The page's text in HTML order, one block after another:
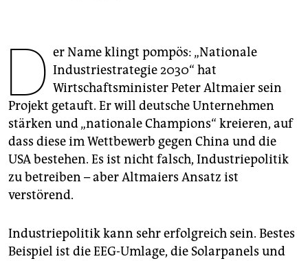
genossenschaft
epaper login
D er Name klingt pompös: „Nationale
Industriestrategie 2030“ hat
Wirtschaftsminister Peter Altmaier sein
Projekt getauft. Er will deutsche Unternehmen
stärken und „nationale Champions“ kreieren, auf
dass diese im Wettbewerb gegen China und die
USA bestehen. Es ist nicht falsch, Industriepolitik
zu betreiben – aber Altmaiers Ansatz ist
verstörend.
Industriepolitik kann sehr erfolgreich sein. Bestes
Beispiel ist die EEG-Umlage, die Solar­panels und